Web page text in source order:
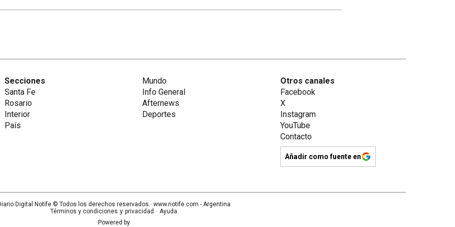
Secciones
Santa Fe
Rosario
Interior
País
Mundo
Info General
Afternews
Deportes
Otros canales
Facebook
X
Instagram
YouTube
Contacto
Añadir como fuente en
Digital Notife© Todos los derechos reservados.· www.notife.com - Argentina
Términos y condiciones y privacidad · Ayuda
Powered by